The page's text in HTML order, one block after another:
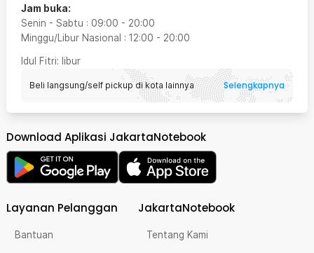
Jam buka:
Senin - Sabtu : 09:00 - 20:00
Minggu/Libur Nasional : 12:00 - 20:00
Idul Fitri: libur
Beli langsung/self pickup di kota lainnya Selengkapnya
Download Aplikasi JakartaNotebook
Layanan Pelanggan
Bantuan
JakartaNotebook
Tentang Kami